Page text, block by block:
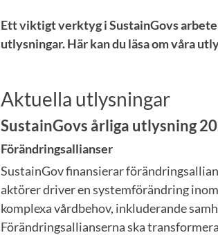
Ett viktigt verktyg i SustainGovs
utlysningar. Här kan du läsa om våra
Aktuella utlysningar
SustainGovs årliga utlysning
Förändringsallianser
SustainGov finansierar
aktörer driver en systemförändring
komplexa vårdbehov, inkluderande
Förändringsallianserna ska